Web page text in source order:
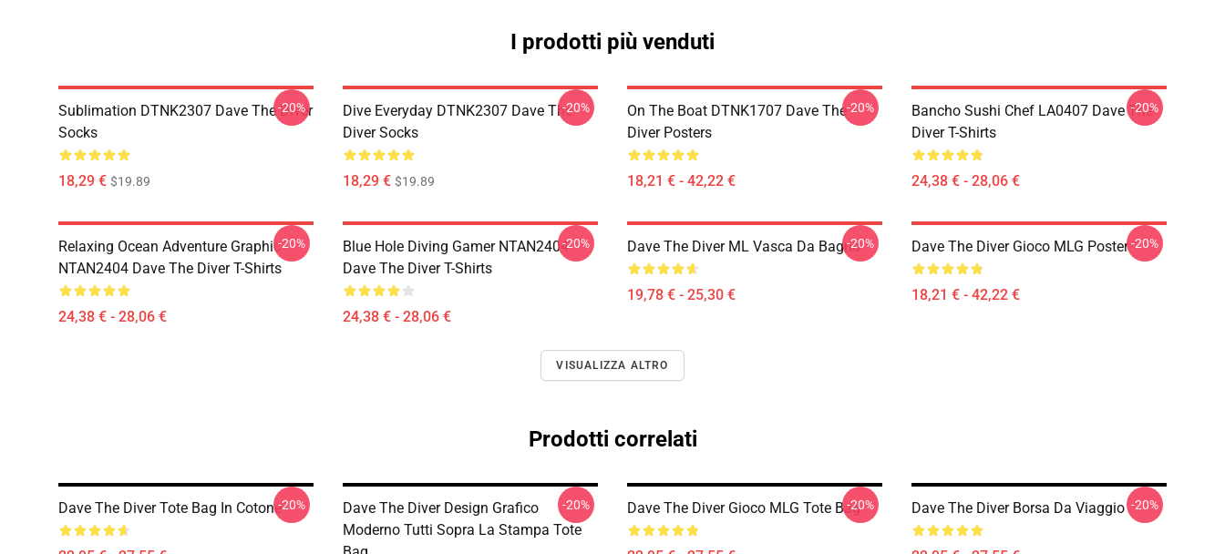
I prodotti più venduti
Sublimation DTNK2307 Dave The Diver
Socks
18,29 € $19.89
-20%
Dive Everyday DTNK2307 Dave The
Diver Socks
18,29 € $19.89
-20%
On The Boat DTNK1707 Dave The
Diver Posters
18,21 € - 42,22 €
-20%
Bancho Sushi Chef LA0407 Dave The
Diver T-Shirts
24,38 € - 28,06 €
-20%
Relaxing Ocean Adventure Graphic
NTAN2404 Dave The Diver T-Shirts
24,38 € - 28,06 €
-20%
Blue Hole Diving Gamer NTAN2404
Dave The Diver T-Shirts
24,38 € - 28,06 €
-20% Dave The Diver ML Vasca Da Bagno
19,78 € - 25,30 €
-20% Dave The Diver Gioco MLG Poster
18,21 € - 42,22 €
-20%
VISUALIZZA ALTRO
Prodotti correlati
Dave The Diver Tote Bag In Cotone-20%
Dave The Diver Design Grafico
Moderno Tutti Sopra La Stampa Tote
-20% Dave The Diver Gioco MLG Tote Bag-20% Dave The Diver Borsa Da Viaggio -20%